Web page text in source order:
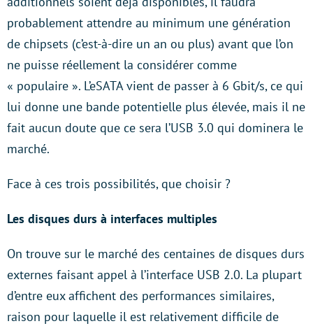
probablement attendre au minimum une génération
de chipsets (c’est-à-dire un an ou plus) avant que l’on
ne puisse réellement la considérer comme
« populaire ». L’eSATA vient de passer à 6 Gbit/s, ce qui
lui donne une bande potentielle plus élevée, mais il ne
fait aucun doute que ce sera l’USB 3.0 qui dominera le
marché.
Face à ces trois possibilités, que choisir ?
Les disques durs à interfaces multiples
On trouve sur le marché des centaines de disques durs
externes faisant appel à l’interface USB 2.0. La plupart
d’entre eux affichent des performances similaires,
raison pour laquelle il est relativement difficile de